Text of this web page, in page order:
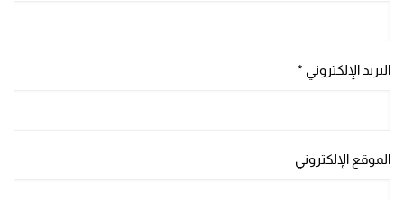
البريد الإلكتروني *
الموقع الإلكتروني